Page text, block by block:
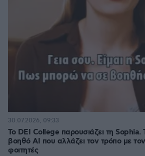
Το DEI College παρουσιάζει τη
βοηθό AI που αλλάζει τον τρόπο με
φοιτητές
30.07.2026, 09:33